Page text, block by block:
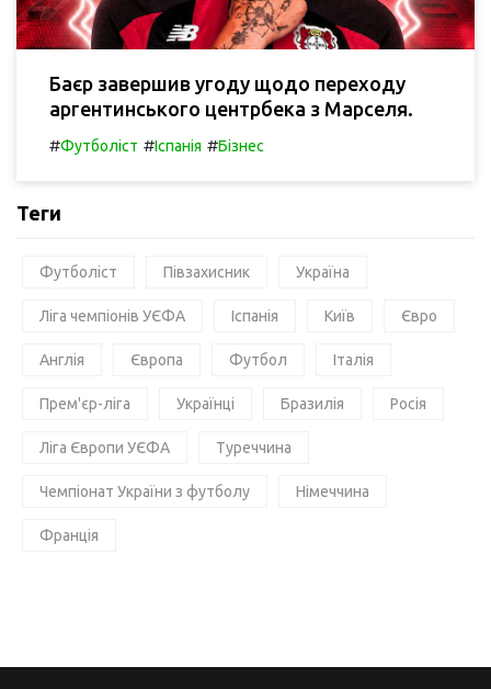
Баєр завершив угоду щодо переходу
аргентинського центрбека з Марселя.
#Футболіст #Іспанія #Бізнес
Теги
Футболіст Півзахисник Україна
Ліга чемпіонів УЄФА Іспанія Київ Євро
Англія Європа Футбол Італія
Прем'єр-ліга Українці Бразилія Росія
Ліга Європи УЄФА Туреччина
Чемпіонат України з футболу Німеччина
Франція